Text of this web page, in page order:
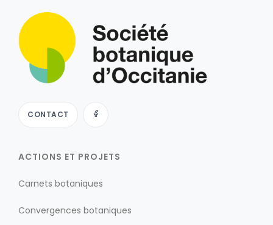
CONTACT
ACTIONS ET PROJETS
Carnets botaniques
Convergences botaniques